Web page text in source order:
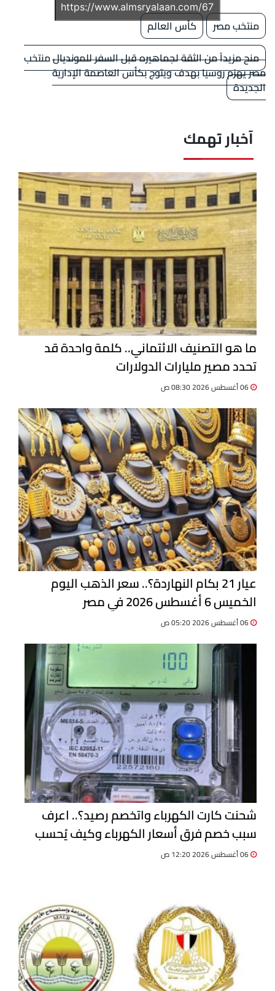
منتخب مصر
كأس العالم
منح مزيداً من الثقة لجماهيره قبل السفر للمونديال منتخب
مصر يهزم روسيا بهدف ويتوج بكأس العاصمة الإدارية
الجديدة
آخبار تهمك
ما هو التصنيف الائتماني.. كلمة واحدة قد
تحدد مصير مليارات الدولارات
عيار 21 بكام النهاردة؟.. سعر الذهب اليوم
الخميس 6 أغسطس 2026 في مصر
شحنت كارت الكهرباء واتخصم رصيد؟.. اعرف
سبب خصم فرق أسعار الكهرباء وكيف يُحسب